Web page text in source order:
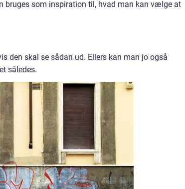
bruges som inspiration til, hvad man kan vælge at
den skal se sådan ud. Ellers kan man jo også
således.